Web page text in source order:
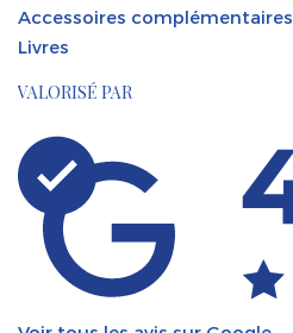
Accessoires complémentaires
Livres
VALORISÉ PAR